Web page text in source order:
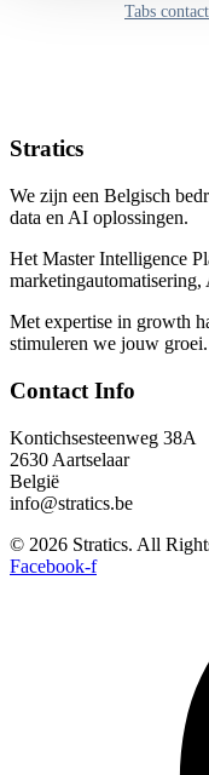
Tabs
Stratics
We zijn een Belgisch
data en AI oplossingen.
Het Master Intelligence
marketingautomatisering,
Met expertise in growth
stimuleren we jouw groei.
Contact Info​
Kontichsesteenweg 38A
2630 Aartselaar
België
info@stratics.be
© 2026 Stratics. All
Facebook-f